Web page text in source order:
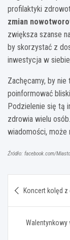
profilaktyki
zmian
zwiększa szanse
by skorzystać z
inwestycja w
Zachęcamy, by nie
poinformować
Podzielenie się tą
zdrowia wielu
wiadomości, może
Źródło: facebook.com/
wpisu
Koncert kolęd z
Walentynkowy